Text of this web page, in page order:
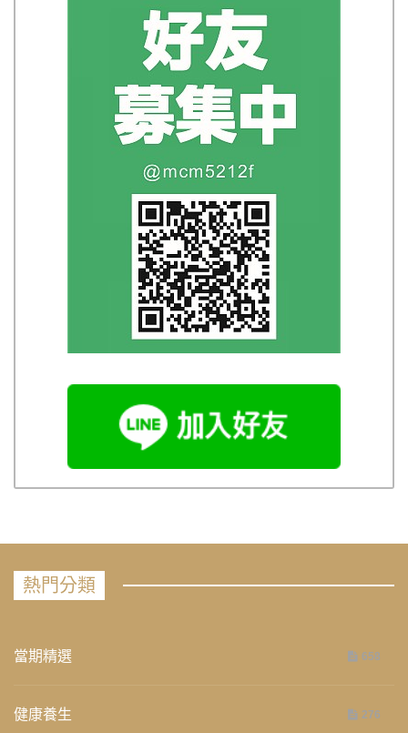
熱門分類
當期精選 658
健康養生 276